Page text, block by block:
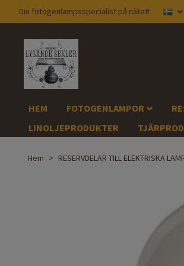
Din fotogenlampsspecialist på nätet!
HEM FOTOGENLAMPOR
LINOLJEPRODUKTER
Hem RESERVDELAR TILL ELEKTRISKA